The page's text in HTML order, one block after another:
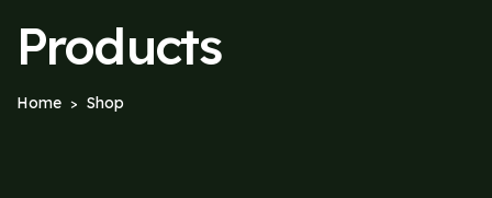
Products
Home > Shop